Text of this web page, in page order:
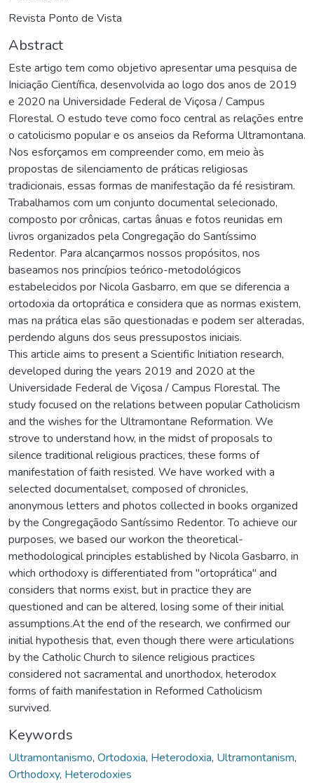
Revista Ponto de Vista
Abstract
Este artigo tem como objetivo apresentar uma pesquisa de
Iniciação Científica, desenvolvida ao logo dos anos de 2019
e 2020 na Universidade Federal de Viçosa / Campus
Florestal. O estudo teve como foco central as relações entre
o catolicismo popular e os anseios da Reforma Ultramontana.
Nos esforçamos em compreender como, em meio às
propostas de silenciamento de práticas religiosas
tradicionais, essas formas de manifestação da fé resistiram.
Trabalhamos com um conjunto documental selecionado,
composto por crônicas, cartas ânuas e fotos reunidas em
livros organizados pela Congregação do Santíssimo
Redentor. Para alcançarmos nossos propósitos, nos
baseamos nos princípios teórico-metodológicos
estabelecidos por Nicola Gasbarro, em que se diferencia a
ortodoxia da ortoprática e considera que as normas existem,
mas na prática elas são questionadas e podem ser alteradas,
perdendo alguns dos seus pressupostos iniciais.
This article aims to present a Scientific Initiation research,
developed during the years 2019 and 2020 at the
Universidade Federal de Viçosa / Campus Florestal. The
study focused on the relations between popular Catholicism
and the wishes for the Ultramontane Reformation. We
strove to understand how, in the midst of proposals to
silence traditional religious practices, these forms of
manifestation of faith resisted. We have worked with a
selected documentalset, composed of chronicles,
anonymous letters and photos collected in books organized
by the Congregaçãodo Santíssimo Redentor. To achieve our
purposes, we based our workon the theoretical-
methodological principles established by Nicola Gasbarro, in
which orthodoxy is differentiated from "ortoprática" and
considers that norms exist, but in practice they are
questioned and can be altered, losing some of their initial
assumptions.At the end of the research, we confirmed our
initial hypothesis that, even though there were articulations
by the Catholic Church to silence religious practices
considered not sacramental and unorthodox, heterodox
forms of faith manifestation in Reformed Catholicism
survived.
Keywords
Ultramontanismo, Ortodoxia, Heterodoxia, Ultramontanism,
Orthodoxy, Heterodoxies